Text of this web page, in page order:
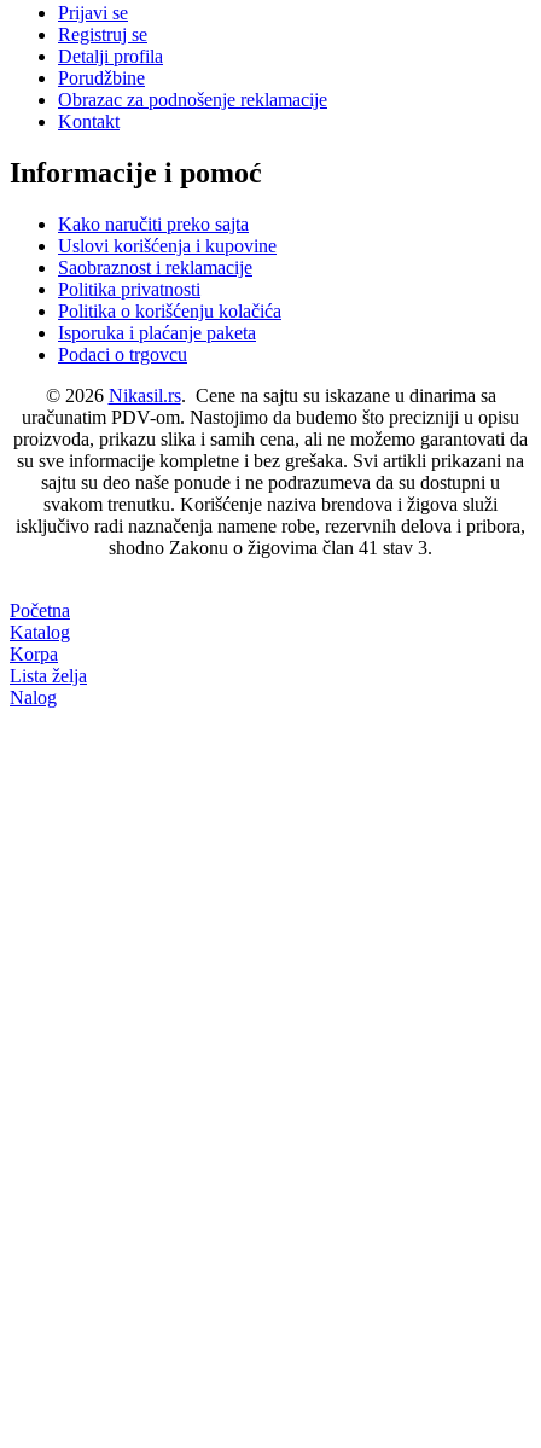
Prijavi se
Registruj se
Detalji profila
Porudžbine
Obrazac za podnošenje reklamacije
Kontakt
Informacije i pomoć
Kako naručiti preko sajta
Uslovi korišćenja i kupovine
Saobraznost i reklamacije
Politika privatnosti
Politika o korišćenju kolačića
Isporuka i plaćanje paketa
Podaci o trgovcu
© 2026 Nikasil.rs. Cene na sajtu su iskazane u dinarima sa
uračunatim PDV-om. Nastojimo da budemo što precizniji u opisu
proizvoda, prikazu slika i samih cena, ali ne možemo garantovati da
su sve informacije kompletne i bez grešaka. Svi artikli prikazani na
sajtu su deo naše ponude i ne podrazumeva da su dostupni u
svakom trenutku. Korišćenje naziva brendova i žigova služi
isključivo radi naznačenja namene robe, rezervnih delova i pribora,
shodno Zakonu o žigovima član 41 stav 3.
Početna
Katalog
Korpa
Lista želja
Nalog